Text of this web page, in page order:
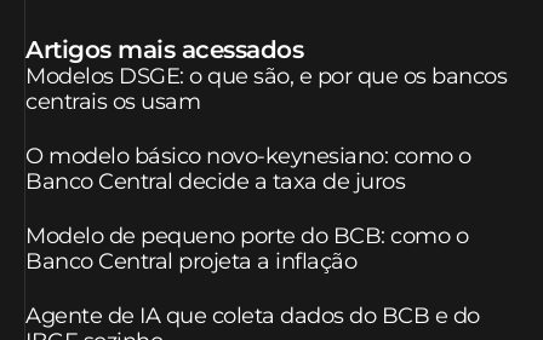
Artigos mais acessados
Modelos DSGE: o que são, e por que os bancos
centrais os usam
O modelo básico novo-keynesiano: como o
Banco Central decide a taxa de juros
Modelo de pequeno porte do BCB: como o
Banco Central projeta a inflação
Agente de IA que coleta dados do BCB e do